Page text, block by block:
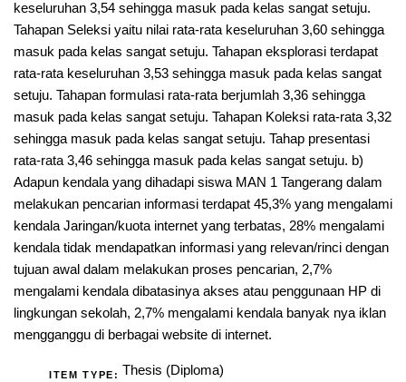
keseluruhan 3,54 sehingga masuk pada kelas sangat setuju.
Tahapan Seleksi yaitu nilai rata-rata keseluruhan 3,60 sehingga
masuk pada kelas sangat setuju. Tahapan eksplorasi terdapat
rata-rata keseluruhan 3,53 sehingga masuk pada kelas sangat
setuju. Tahapan formulasi rata-rata berjumlah 3,36 sehingga
masuk pada kelas sangat setuju. Tahapan Koleksi rata-rata 3,32
sehingga masuk pada kelas sangat setuju. Tahap presentasi
rata-rata 3,46 sehingga masuk pada kelas sangat setuju. b)
Adapun kendala yang dihadapi siswa MAN 1 Tangerang dalam
melakukan pencarian informasi terdapat 45,3% yang mengalami
kendala Jaringan/kuota internet yang terbatas, 28% mengalami
kendala tidak mendapatkan informasi yang relevan/rinci dengan
tujuan awal dalam melakukan proses pencarian, 2,7%
mengalami kendala dibatasinya akses atau penggunaan HP di
lingkungan sekolah, 2,7% mengalami kendala banyak nya iklan
mengganggu di berbagai website di internet.
ITEM TYPE: Thesis (Diploma)